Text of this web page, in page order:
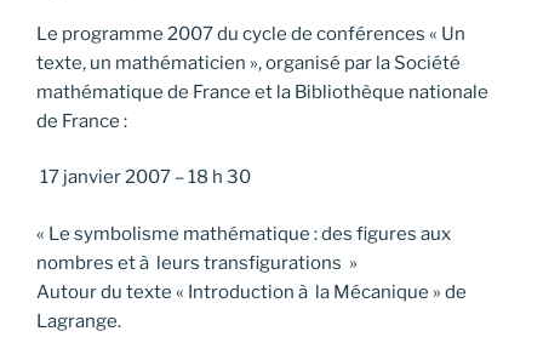
Le programme 2007 du cycle de conférences « Un
texte, un mathématicien », organisé par la Société
mathématique de France et la Bibliothèque nationale
de France :
17 janvier 2007 – 18 h 30
« Le symbolisme mathématique : des figures aux
nombres et à leurs transfigurations »
Autour du texte « Introduction à la Mécanique » de
Lagrange.